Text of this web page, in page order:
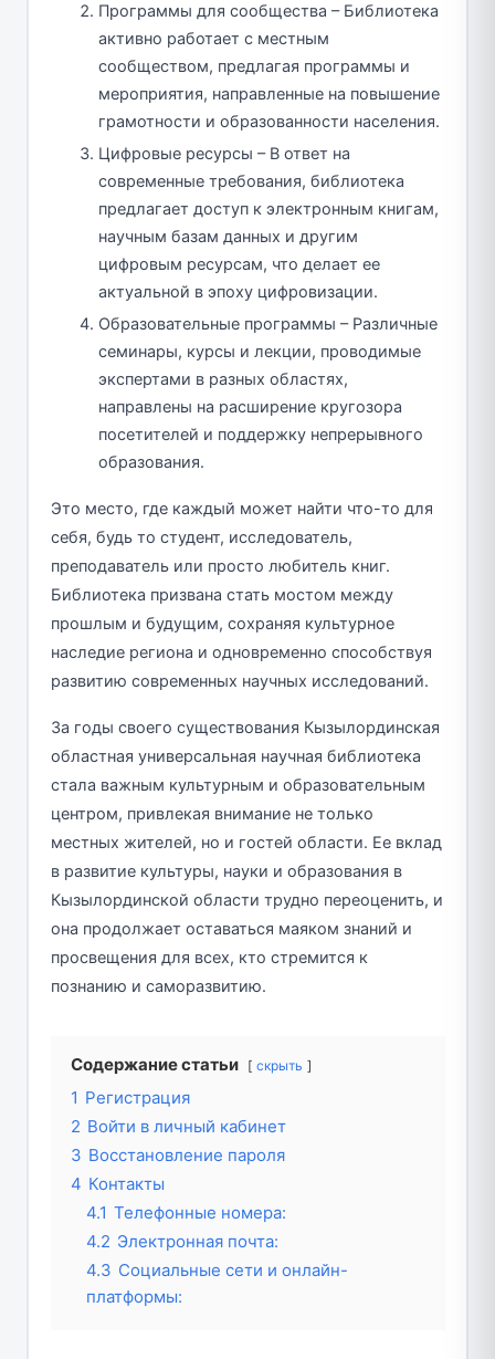
Программы для сообщества – Библиотека
активно работает с местным
сообществом, предлагая программы и
мероприятия, направленные на повышение
грамотности и образованности населения.
Цифровые ресурсы – В ответ на
современные требования, библиотека
предлагает доступ к электронным книгам,
научным базам данных и другим
цифровым ресурсам, что делает ее
актуальной в эпоху цифровизации.
Образовательные программы – Различные
семинары, курсы и лекции, проводимые
экспертами в разных областях,
направлены на расширение кругозора
посетителей и поддержку непрерывного
образования.
Это место, где каждый может найти что-то для
себя, будь то студент, исследователь,
преподаватель или просто любитель книг.
Библиотека призвана стать мостом между
прошлым и будущим, сохраняя культурное
наследие региона и одновременно способствуя
развитию современных научных исследований.
За годы своего существования Кызылординская
областная универсальная научная библиотека
стала важным культурным и образовательным
центром, привлекая внимание не только
местных жителей, но и гостей области. Ее вклад
в развитие культуры, науки и образования в
Кызылординской области трудно переоценить, и
она продолжает оставаться маяком знаний и
просвещения для всех, кто стремится к
познанию и саморазвитию.
Содержание статьи скрыть
1 Регистрация
2 Войти в личный кабинет
3 Восстановление пароля
4 Контакты
4.1 Телефонные номера:
4.2 Электронная почта:
4.3 Социальные сети и онлайн-
платформы: